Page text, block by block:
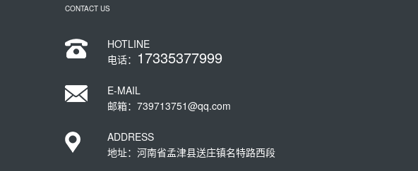
CONTACT US
HOTLINE
电话： 17335377999
E-MAIL
邮箱：739713751@qq.com
ADDRESS
地址：河南省孟津县送庄镇名特路西段